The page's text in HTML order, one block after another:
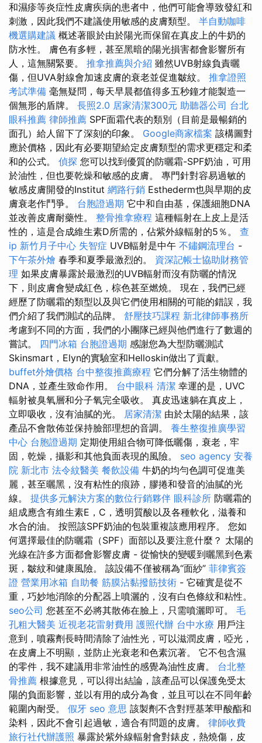
和濕疹等炎症性皮膚疾病的患者中，他們可能會導致發紅和
刺激，因此我們不建議使用敏感的皮膚類型。 半自動咖啡
機選購建議 概述著眼於由於陽光而保留在真皮上的牛奶的
防水性。 膚色有多輕，甚至黑暗的陽光損害都會影響所有
人，這無關緊要。 推拿推薦與介紹 雖然UVB射線負責曬
傷，但UVA射線會加速皮膚的衰老並促進皺紋。 推拿證照
考試準備 毫無疑問，每天早晨都值得多五秒鐘才能製造一
個無形的盾牌。 長照2.0 居家清潔300元 助聽器公司 台北
眼科推薦 律師推薦 SPF面霜代表的類別（目前是最暢銷的
面孔）給人留下了深刻的印象。 Google商家檔案 該構圖對
應於價格，因此有必要期望給定皮膚類型的需求更穩定和柔
和的公式。 偵探 您可以找到優質的防曬霜-SPF奶油，可用
於油性，但也要乾燥和敏感的皮膚。 專門針對容易過敏的
敏感皮膚開發的Institut 網路行銷 Esthederm也與早期的皮
膚衰老作鬥爭。 台胞證過期 它中和自由基，保護細胞DNA
並改善皮膚耐藥性。 整骨推拿療程 這種輻射在上皮上是活
性的，這是合成維生素D所需的，佔紫外線輻射的5％。 查
ip 新竹月子中心 失智症 UVB輻射是中午 不鏽鋼流理台 -
下午茶外燴 春季和夏季最激烈的。 資深記帳士協助財務管
理 如果皮膚暴露於最激烈的UVB輻射而沒有防曬的情況
下，則皮膚會變成紅色，棕色甚至燃燒。 現在，我們已經
經歷了防曬霜的類型以及與它們使用相關的可能的錯誤，我
們介紹了我們測試的品牌。 舒壓技巧課程 新北律師事務所
考慮到不同的方面，我們的小團隊已經與他們進行了數週的
嘗試。 四門冰箱 台胞證過期 感謝您為大型防曬測試
Skinsmart，Elyn的實驗室和Helloskin做出了貢獻。
buffet外燴價格 台中整復推薦療程 它們分解了活生物體的
DNA，並產生致命作用。 台中眼科 清潔 幸運的是，UVC
輻射被臭氧層和分子氧完全吸收。 真皮迅速躺在真皮上，
立即吸收，沒有油膩的光。 居家清潔 由於太陽的結果，該
產品不會散佈並保持臉部理想的音調。 養生整復推廣學習
中心 台胞證過期 定期使用組合物可降低曬傷，衰老，牢
固，乾燥，攝影和其他負面表現的風險。 seo agency 安養
院 新北市 法令紋醫美 餐飲設備 牛奶的均勻色調可促進美
麗，甚至曬黑，沒有粘性的痕跡，膠捲和發音的油膩的光
線。 提供多元解決方案的數位行銷夥伴 眼科診所 防曬霜的
組成應含有維生素E，C，透明質酸以及各種軟化，滋養和
水合的油。 按照該SPF奶油的包裝重複該應用程序。 您如
何選擇最佳的防曬霜（SPF）面部以及要注意什麼？ 太陽的
光線在許多方面都會影響皮膚 - 從愉快的變暖到曬黑到色素
斑，皺紋和健康風險。 該設備不僅被稱為“面紗” 菲律賓簽
證 營業用冰箱 自助餐 筋膜沾黏撥筋技術 - 它確實是從不
重，巧妙地消除的分配器上噴灑的，沒有白色條紋和粘性。
seo公司 您甚至不必將其散佈在臉上，只需噴灑即可。 毛
孔粗大醫美 近視老花雷射費用 護照代辦 台中水療 用戶注
意到，噴霧劑長時間清除了油性光，可以滋潤皮膚，啞光，
在皮膚上不明顯，並防止光衰老和色素沉著。 它不包含濕
的零件，我不建議用非常油性的感覺為油性皮膚。 台北整
骨推薦 根據意見，可以得出結論，該產品可以保護免受太
陽的負面影響，並以有用的成分為食，並且可以在不同年齡
範圍內耐受。 假牙 seo 意思 該製劑不含對羥基苯甲酸酯和
染料，因此不會引起過敏，適合有問題的皮膚。 律師收費
旅行社代辦護照 暴露於紫外線輻射會對錶皮，熱燒傷，皮